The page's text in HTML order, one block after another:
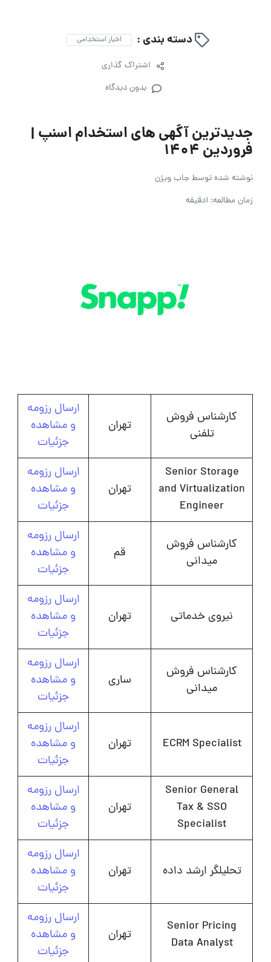
دسته بندی : اخبار استخدامی
اشتراک گذاری
بدون دیدگاه
جدیدترین آگهی های استخدام اسنپ |
فروردین 1404
نوشته شده توسطجاب ویژن
زمان مطالعه: 1دقیقه
کارشناس فروش
تلفنی
تهران
ارسال رزومه
و مشاهده
جزئیات
Senior Storage
and Virtualization
Engineer
تهران
ارسال رزومه
و مشاهده
جزئیات
کارشناس فروش
میدانی
قم
ارسال رزومه
و مشاهده
جزئیات
نیروی خدماتی تهران
ارسال رزومه
و مشاهده
جزئیات
کارشناس فروش
میدانی
ساری
ارسال رزومه
و مشاهده
جزئیات
ECRM Specialist تهران
ارسال رزومه
و مشاهده
جزئیات
Senior General
Tax & SSO
Specialist
تهران
ارسال رزومه
و مشاهده
جزئیات
تحلیلگر ارشد داده تهران
ارسال رزومه
و مشاهده
جزئیات
Senior Pricing
Data Analyst
تهران
ارسال رزومه
و مشاهده
جزئیات